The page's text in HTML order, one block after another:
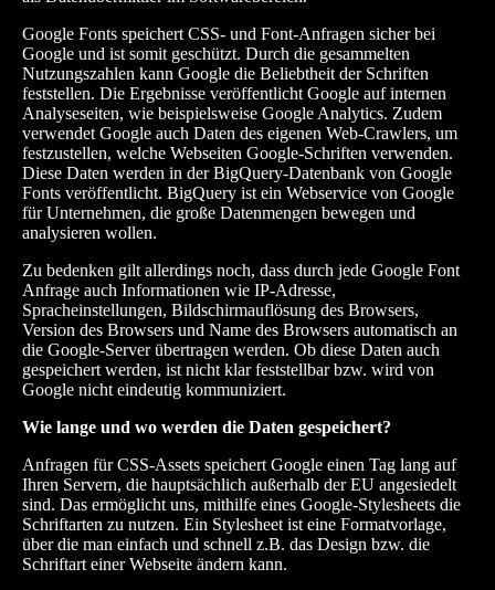
Google Fonts speichert CSS- und Font-Anfragen sicher bei
Google und ist somit geschützt. Durch die gesammelten
Nutzungszahlen kann Google die Beliebtheit der Schriften
feststellen. Die Ergebnisse veröffentlicht Google auf internen
Analyseseiten, wie beispielsweise Google Analytics. Zudem
verwendet Google auch Daten des eigenen Web-Crawlers, um
festzustellen, welche Webseiten Google-Schriften verwenden.
Diese Daten werden in der BigQuery-Datenbank von Google
Fonts veröffentlicht. BigQuery ist ein Webservice von Google
für Unternehmen, die große Datenmengen bewegen und
analysieren wollen.
Zu bedenken gilt allerdings noch, dass durch jede Google Font
Anfrage auch Informationen wie IP-Adresse,
Spracheinstellungen, Bildschirmauflösung des Browsers,
Version des Browsers und Name des Browsers automatisch an
die Google-Server übertragen werden. Ob diese Daten auch
gespeichert werden, ist nicht klar feststellbar bzw. wird von
Google nicht eindeutig kommuniziert.
Wie lange und wo werden die Daten gespeichert?
Anfragen für CSS-Assets speichert Google einen Tag lang auf
Ihren Servern, die hauptsächlich außerhalb der EU angesiedelt
sind. Das ermöglicht uns, mithilfe eines Google-Stylesheets die
Schriftarten zu nutzen. Ein Stylesheet ist eine Formatvorlage,
über die man einfach und schnell z.B. das Design bzw. die
Schriftart einer Webseite ändern kann.